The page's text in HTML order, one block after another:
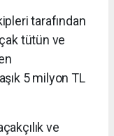
tarafından
tütün ve
5 milyon TL
ve